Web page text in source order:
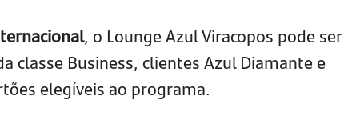
, o Lounge Azul Viracopos pode ser
classe Business, clientes Azul Diamante e
elegíveis ao programa.